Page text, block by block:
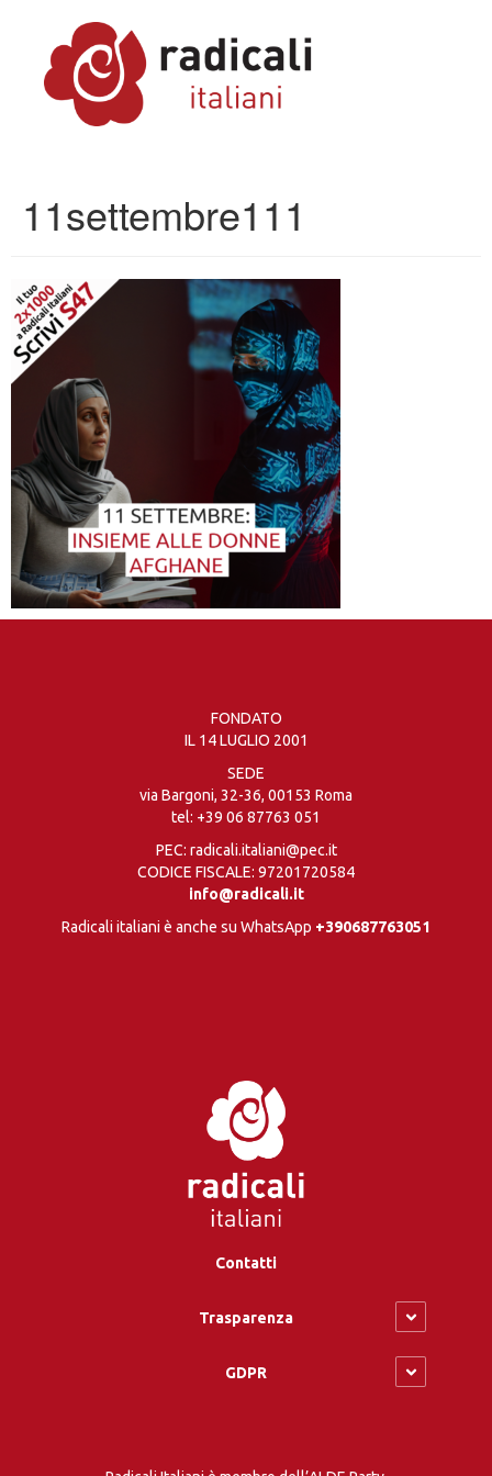
11settembre111
FONDATO
IL 14 LUGLIO 2001
SEDE
via Bargoni, 32-36, 00153 Roma
tel: +39 06 87763 051
PEC: radicali.italiani@pec.it
CODICE FISCALE: 97201720584
info@radicali.it
Radicali italiani è anche su WhatsApp +390687763051
Contatti
Trasparenza
GDPR